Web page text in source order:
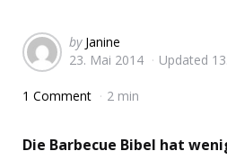
Posted
by
by Janine
23. Mai 2014
Updated
1 Comment 2 min
Die Barbecue Bibel hat